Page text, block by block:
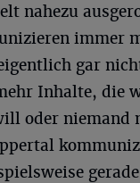
nahezu
immer
gar
Inhalte, die
oder niemand